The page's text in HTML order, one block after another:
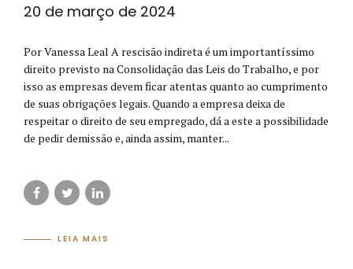
20 de março de 2024
Por Vanessa Leal A rescisão indireta é um importantíssimo
direito previsto na Consolidação das Leis do Trabalho, e por
isso as empresas devem ficar atentas quanto ao cumprimento
de suas obrigações legais. Quando a empresa deixa de
respeitar o direito de seu empregado, dá a este a possibilidade
de pedir demissão e, ainda assim, manter...
LEIA MAIS